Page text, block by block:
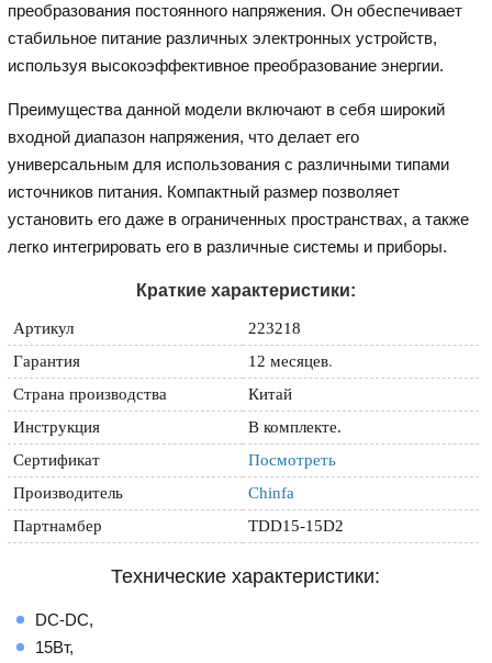
преобразования постоянного напряжения. Он обеспечивает
стабильное питание различных электронных устройств,
используя высокоэффективное преобразование энергии.
Преимущества данной модели включают в себя широкий
входной диапазон напряжения, что делает его
универсальным для использования с различными типами
источников питания. Компактный размер позволяет
установить его даже в ограниченных пространствах, а также
легко интегрировать его в различные системы и приборы.
Краткие характеристики:
Артикул
223218
Гарантия
12 месяцев.
Страна производства
Китай
Инструкция
В комплекте.
Сертификат
Посмотреть
Производитель
Chinfa
Партнамбер
TDD15-15D2
Технические характеристики:
DC-DC,
15Вт,